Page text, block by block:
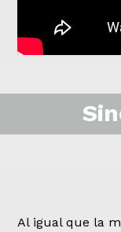
Al igual que la